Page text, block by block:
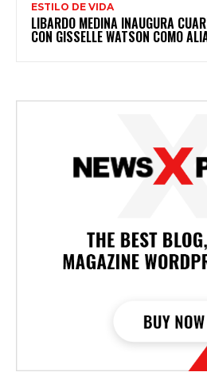
ESTILO DE VIDA
LIBARDO MEDINA INAUGURA
CON GISSELLE WATSON COMO